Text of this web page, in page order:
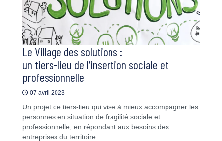
Le Village des solutions :
un tiers-lieu de l’insertion sociale et
professionnelle
07 avril 2023
Un projet de tiers-lieu qui vise à mieux accompagner les
personnes en situation de fragilité sociale et
professionnelle, en répondant aux besoins des
entreprises du territoire.